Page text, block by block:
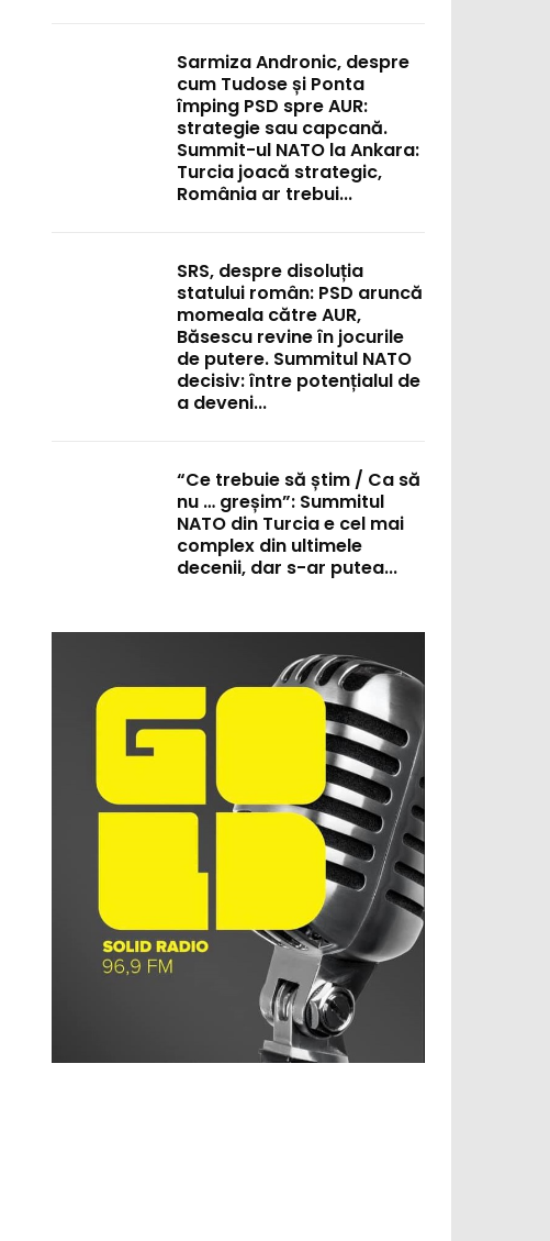
Sarmiza Andronic, despre
cum Tudose și Ponta
împing PSD spre AUR:
strategie sau capcană.
Summit-ul NATO la Ankara:
Turcia joacă strategic,
România ar trebui...
SRS, despre disoluția
statului român: PSD aruncă
momeala către AUR,
Băsescu revine în jocurile
de putere. Summitul NATO
decisiv: între potențialul de
a deveni...
“Ce trebuie să știm / Ca să
nu … greșim”: Summitul
NATO din Turcia e cel mai
complex din ultimele
decenii, dar s-ar putea...